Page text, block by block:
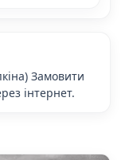
Замовити
інтернет.